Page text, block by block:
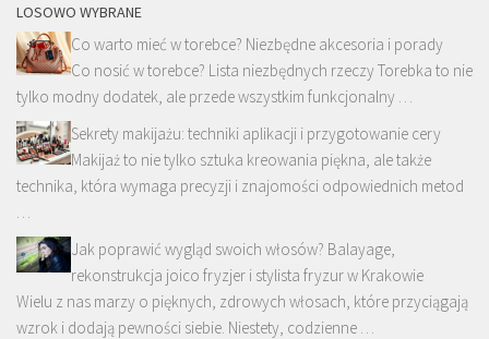
LOSOWO WYBRANE
Co warto mieć w torebce? Niezbędne akcesoria i porady
Co nosić w torebce? Lista niezbędnych rzeczy Torebka to nie
tylko modny dodatek, ale przede wszystkim funkcjonalny …
Sekrety makijażu: techniki aplikacji i przygotowanie cery
Makijaż to nie tylko sztuka kreowania piękna, ale także
technika, która wymaga precyzji i znajomości odpowiednich metod
Jak poprawić wygląd swoich włosów? Balayage,
rekonstrukcja joico fryzjer i stylista fryzur w Krakowie
Wielu z nas marzy o pięknych, zdrowych włosach, które przyciągają
wzrok i dodają pewności siebie. Niestety, codzienne …